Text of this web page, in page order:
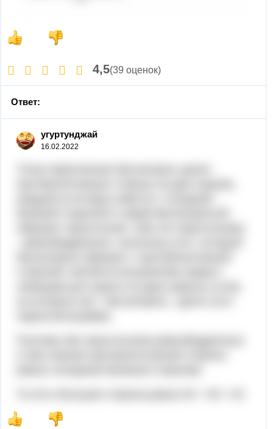
4,5(39 оценок)
Ответ:
угуртунджай
16.02.2022